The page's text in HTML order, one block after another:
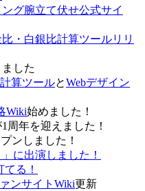
グ腕立て伏せ公式サイ
・白銀比計算ツールリリ
した
算ツールとWebデザイン
Wiki始めました！
1周年を迎えました！
ンしました！
に出演しました！
る！
ンサイトWiki更新